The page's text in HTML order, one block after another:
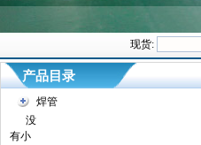
现货:
产品目录
焊管
没
有小